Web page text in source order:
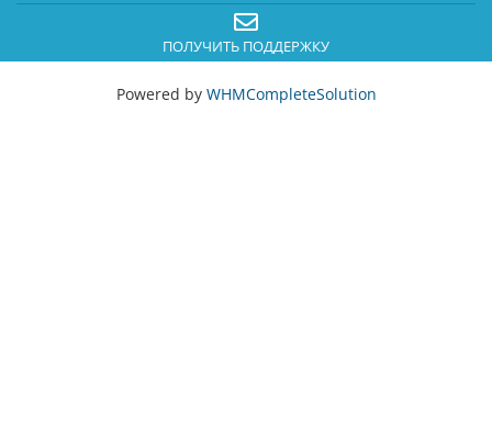
ПОЛУЧИТЬ ПОДДЕРЖКУ
Powered by WHMCompleteSolution